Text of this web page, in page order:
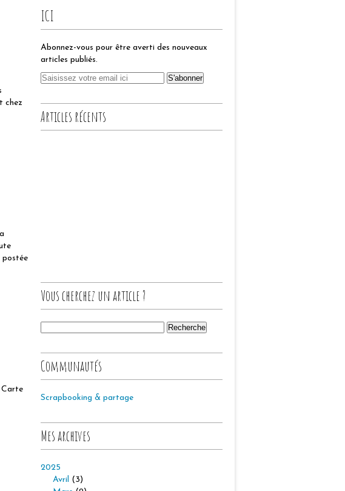
chez
postée
Carte
ICI
Abonnez-vous pour être averti des nouveaux
articles publiés.
Articles récents
Vous cherchez un article ?
Communautés
Scrapbooking & partage
Mes archives
2025
Avril (3)